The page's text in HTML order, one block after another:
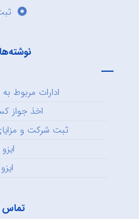
ادارات مربوط
اخذ جواز
ثبت شرکت و
ایزو
ایزو ۱۰۰۰۲
تماس